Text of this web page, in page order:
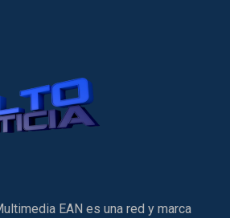
EAN es una red y marca